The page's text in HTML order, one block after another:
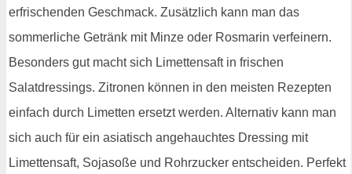
erfrischenden Geschmack. Zusätzlich kann man das
sommerliche Getränk mit Minze oder Rosmarin verfeinern.
Besonders gut macht sich Limettensaft in frischen
Salatdressings. Zitronen können in den meisten Rezepten
einfach durch Limetten ersetzt werden. Alternativ kann man
sich auch für ein asiatisch angehauchtes Dressing mit
Limettensaft, Sojasoße und Rohrzucker entscheiden. Perfekt